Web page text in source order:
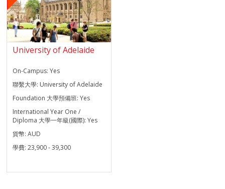
University of Adelaide
On-Campus: Yes
聯繫大學: University of Adelaide
Foundation 大學預備班: Yes
International Year One /
Diploma 大學一年級(國際): Yes
貨幣: AUD
學費: 23,900 - 39,300